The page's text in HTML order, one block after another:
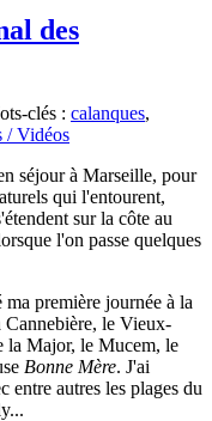
des
clés : calanques,
/ Vidéos
séjour à Marseille, pour
qui l'entourent,
sur la côte au
l'on passe quelques
première journée à la
le Vieux-
la Major, le Mucem, le
Bonne Mère. J'ai
entre autres les plages du